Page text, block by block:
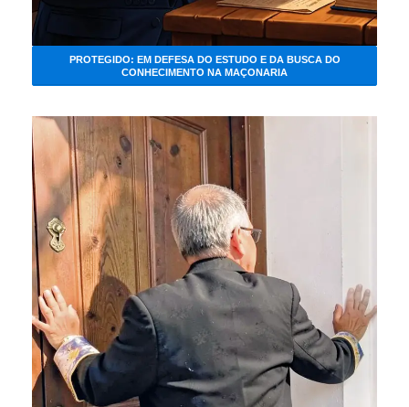
PROTEGIDO: EM DEFESA DO ESTUDO E DA BUSCA DO
CONHECIMENTO NA MAÇONARIA